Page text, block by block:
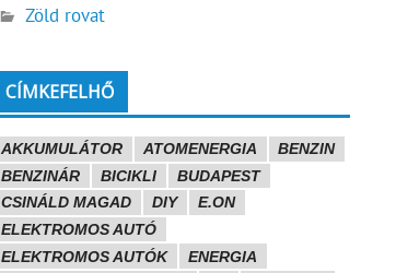
Zöld rovat
CÍMKEFELHŐ
AKKUMULÁTOR ATOMENERGIA
BENZIN
BENZINÁR
BICIKLI
BUDAPEST
CSINÁLD MAGAD
DIY
E.ON
ELEKTROMOS AUTÓ
ELEKTROMOS AUTÓK
ENERGIA